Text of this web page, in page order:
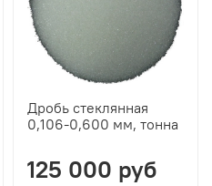
Дробь стеклянная
0,106-0,600 мм, тонна
125 000 руб